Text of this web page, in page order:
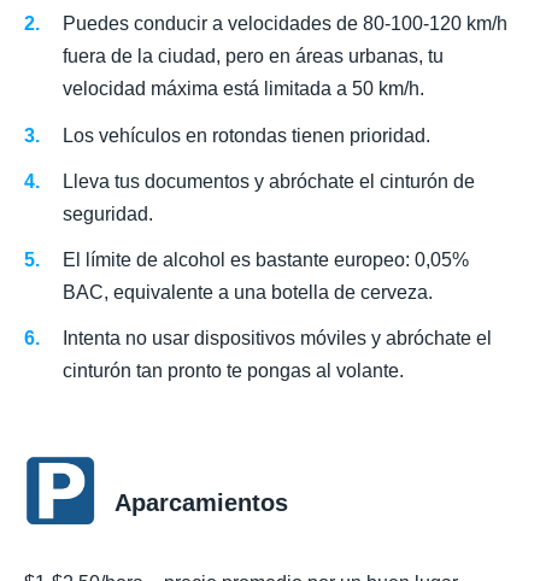
Puedes conducir a velocidades de 80-100-120 km/h
fuera de la ciudad, pero en áreas urbanas, tu
velocidad máxima está limitada a 50 km/h.
Los vehículos en rotondas tienen prioridad.
Lleva tus documentos y abróchate el cinturón de
seguridad.
El límite de alcohol es bastante europeo: 0,05%
BAC, equivalente a una botella de cerveza.
Intenta no usar dispositivos móviles y abróchate el
cinturón tan pronto te pongas al volante.
Aparcamientos